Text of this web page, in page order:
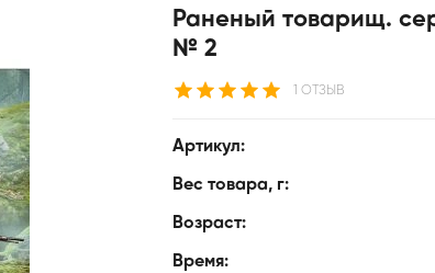
Раненый товарищ.
№ 2
1 ОТЗЫВ
Артикул:
Вес товара, г:
Возраст:
Время: